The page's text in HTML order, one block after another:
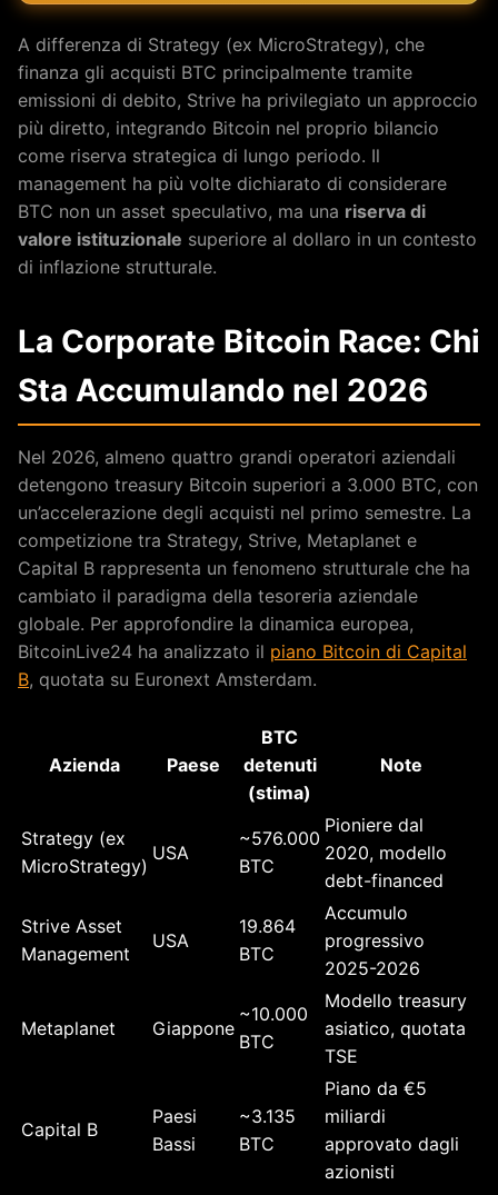
A differenza di Strategy (ex MicroStrategy), che
finanza gli acquisti BTC principalmente tramite
emissioni di debito, Strive ha privilegiato un approccio
più diretto, integrando Bitcoin nel proprio bilancio
come riserva strategica di lungo periodo. Il
management ha più volte dichiarato di considerare
BTC non un asset speculativo, ma una riserva di
valore istituzionale superiore al dollaro in un contesto
di inflazione strutturale.
La Corporate Bitcoin Race: Chi
Sta Accumulando nel 2026
Nel 2026, almeno quattro grandi operatori aziendali
detengono treasury Bitcoin superiori a 3.000 BTC, con
un’accelerazione degli acquisti nel primo semestre. La
competizione tra Strategy, Strive, Metaplanet e
Capital B rappresenta un fenomeno strutturale che ha
cambiato il paradigma della tesoreria aziendale
globale. Per approfondire la dinamica europea,
BitcoinLive24 ha analizzato il piano Bitcoin di Capital
B, quotata su Euronext Amsterdam.
Azienda Paese
BTC
detenuti
(stima)
Note
Strategy (ex
MicroStrategy)
USA
~576.000
BTC
Pioniere dal
2020, modello
debt-financed
Strive Asset
Management
USA
19.864
BTC
Accumulo
progressivo
2025-2026
Metaplanet Giappone
~10.000
BTC
Modello treasury
asiatico, quotata
TSE
Capital B
Paesi
Bassi
~3.135
BTC
Piano da €5
miliardi
approvato dagli
azionisti